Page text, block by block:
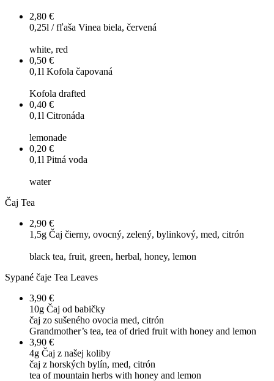
2,80 €
0,25l / fľaša Vinea biela, červená
white, red
0,50 €
0,1l Kofola čapovaná
Kofola drafted
0,40 €
0,1l Citronáda
lemonade
0,20 €
0,1l Pitná voda
water
Čaj Tea
2,90 €
1,5g Čaj čierny, ovocný, zelený, bylinkový, med, citrón
black tea, fruit, green, herbal, honey, lemon
Sypané čaje Tea Leaves
3,90 €
10g Čaj od babičky
čaj zo sušeného ovocia med, citrón
Grandmother’s tea, tea of dried fruit with honey and lemon
3,90 €
4g Čaj z našej koliby
čaj z horských bylín, med, citrón
tea of mountain herbs with honey and lemon